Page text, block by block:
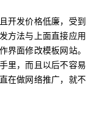
开发价格低廉，受到
方法与上面直接应用
界面修改模板网站。
里，而且以后不容易
在做网络推广，就不